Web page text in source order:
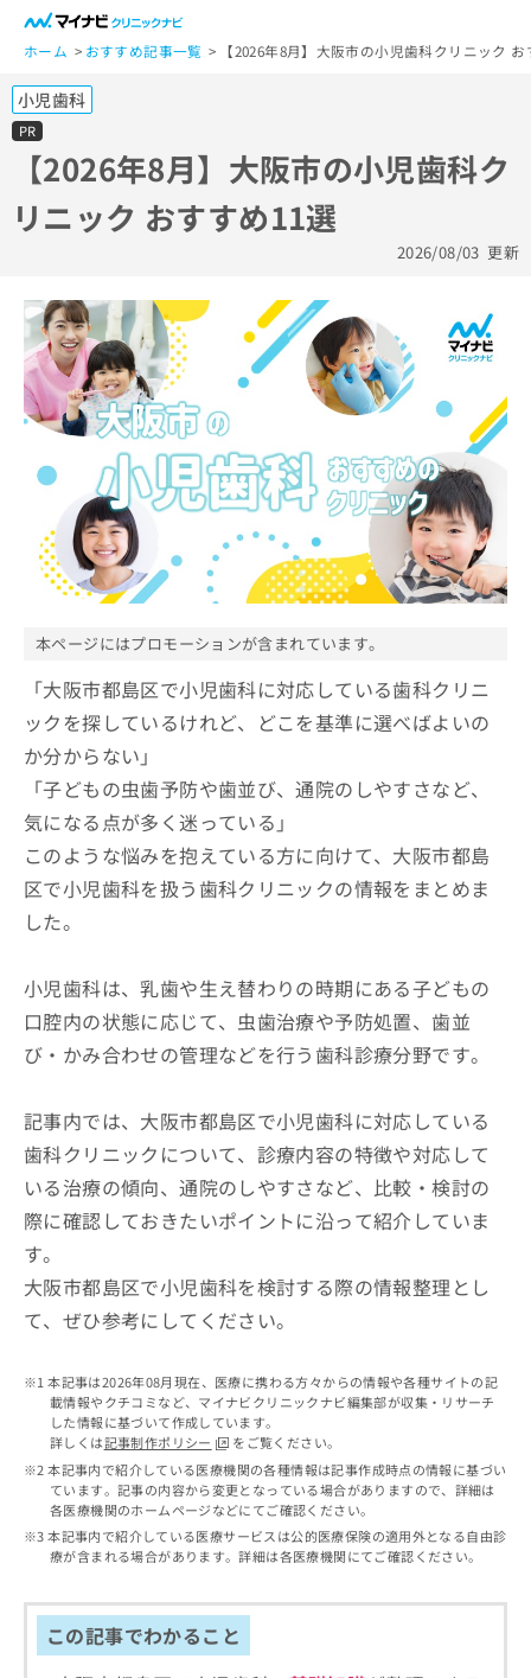
ホーム おすすめ記事一覧 【2026年8月】大阪市の小児歯科クリニック
小児歯科
PR
【2026年8月】大阪市の小児歯科ク
リニック おすすめ11選
2026/08/03 更新
本ページにはプロモーションが含まれています。
「大阪市都島区で小児歯科に対応している歯科クリニ
ックを探しているけれど、どこを基準に選べばよいの
か分からない」
「子どもの虫歯予防や歯並び、通院のしやすさなど、
気になる点が多く迷っている」
このような悩みを抱えている方に向けて、大阪市都島
区で小児歯科を扱う歯科クリニックの情報をまとめま
した。
小児歯科は、乳歯や生え替わりの時期にある子どもの
口腔内の状態に応じて、虫歯治療や予防処置、歯並
び・かみ合わせの管理などを行う歯科診療分野です。
記事内では、大阪市都島区で小児歯科に対応している
歯科クリニックについて、診療内容の特徴や対応して
いる治療の傾向、通院のしやすさなど、比較・検討の
際に確認しておきたいポイントに沿って紹介していま
す。
大阪市都島区で小児歯科を検討する際の情報整理とし
て、ぜひ参考にしてください。
本記事は2026年08月現在、医療に携わる方々からの情報や各種サイトの記
載情報やクチコミなど、マイナビクリニックナビ編集部が収集・リサーチ
した情報に基づいて作成しています。
詳しくは記事制作ポリシー
をご覧ください。
本記事内で紹介している医療機関の各種情報は記事作成時点の情報に基づい
ています。記事の内容から変更となっている場合がありますので、詳細は
各医療機関のホームページなどにてご確認ください。
本記事内で紹介している医療サービスは公的医療保険の適用外となる自由診
療が含まれる場合があります。詳細は各医療機関にてご確認ください。
この記事でわかること
一
般
ー
ザ
ー
の
方
は
ら
マ
イ
ナ
ク
ッ
ク
に
す
お
問
い
わ
せ
は
こ
ち
こち
らは
マイ
ナビ
クナ
ビサ
イト
お問
合せ
フォ
ーム
りま
す。
クリ
クの
予
約・
症状
のご
相談
など
はで
きま
せん
承く
ださ
い。
医
療
関
広
出
稿
の
お
問
い
合
わ
せ
こ
ち
ら
の
ご
請
求
は
こ
ち
ら
情
充
申
み
こ
広
代
理
店
方
は
こ
ち
ら
広
告
出
お
問
い
合
わ
せ
は
こ
ち
ら
資
ご
請
は
ら
無
の